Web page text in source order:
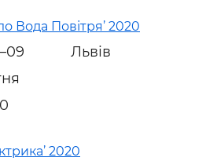
Вода Повітря’ 2020
Львів
2020